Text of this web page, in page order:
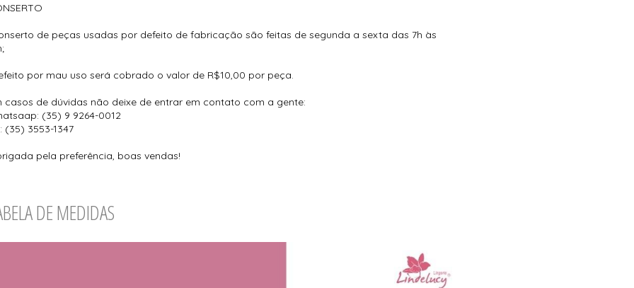
de peças usadas por defeito de fabricação são feitas de segunda a sexta das 7h às
por mau uso será cobrado o valor de R$10,00 por peça.
casos de dúvidas não deixe de entrar em contato com a gente:
(35) 9 9264-0012
(35) 3553-1347
pela preferência, boas vendas!
DE MEDIDAS